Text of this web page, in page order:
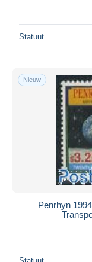
Statuut
Nieuw
Penrhyn